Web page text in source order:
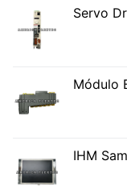
Servo
Módulo
IHM